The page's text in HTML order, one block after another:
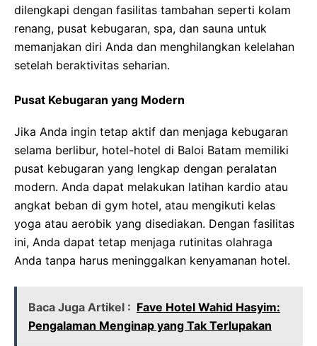
dilengkapi dengan fasilitas tambahan seperti kolam
renang, pusat kebugaran, spa, dan sauna untuk
memanjakan diri Anda dan menghilangkan kelelahan
setelah beraktivitas seharian.
Pusat Kebugaran yang Modern
Jika Anda ingin tetap aktif dan menjaga kebugaran
selama berlibur, hotel-hotel di Baloi Batam memiliki
pusat kebugaran yang lengkap dengan peralatan
modern. Anda dapat melakukan latihan kardio atau
angkat beban di gym hotel, atau mengikuti kelas
yoga atau aerobik yang disediakan. Dengan fasilitas
ini, Anda dapat tetap menjaga rutinitas olahraga
Anda tanpa harus meninggalkan kenyamanan hotel.
Baca Juga Artikel : Fave Hotel Wahid Hasyim:
Pengalaman Menginap yang Tak Terlupakan